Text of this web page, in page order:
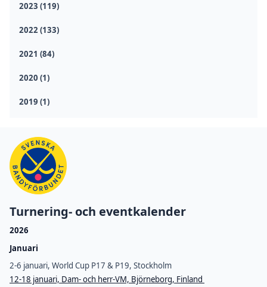
2023 (119)
2022 (133)
2021 (84)
2020 (1)
2019 (1)
Turnering- och eventkalender
2026
Januari
2-6 januari, World Cup P17 & P19, Stockholm
12-18 januari, Dam- och herr-VM, Björneborg, Finland